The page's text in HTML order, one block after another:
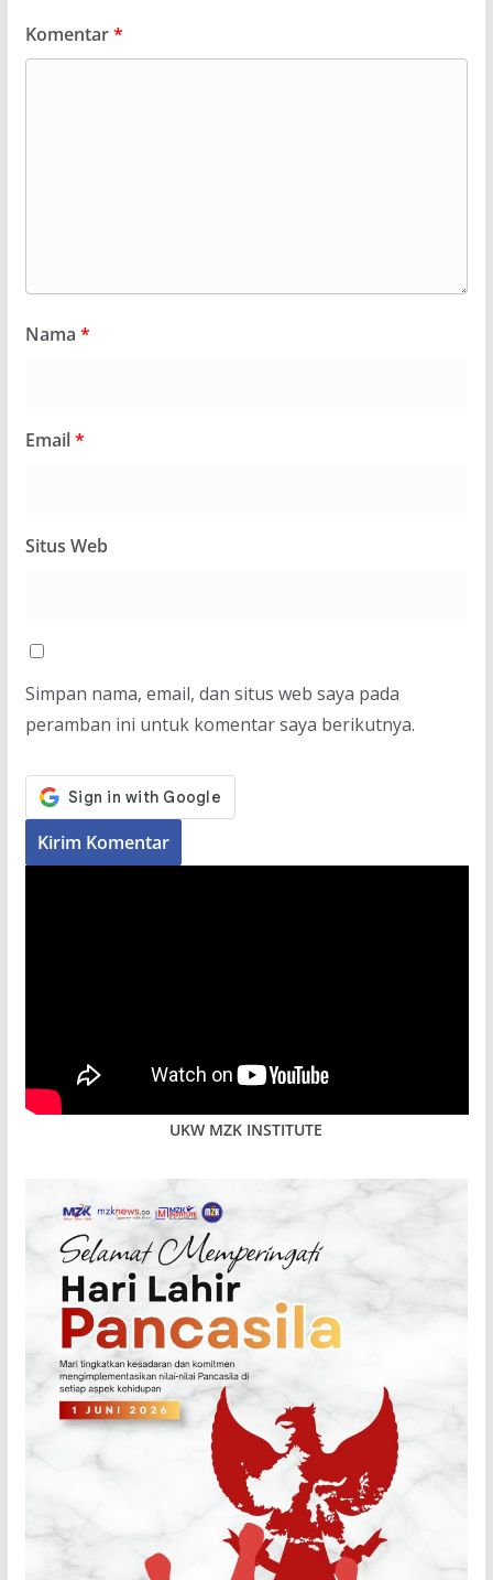
Komentar*
Nama *
Email*
Situs Web
Simpan nama, email, dan situs web saya pada
peramban ini untuk komentar saya berikutnya.
UKW MZK INSTITUTE